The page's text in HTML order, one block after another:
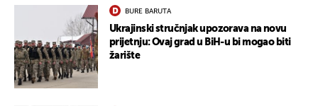
BURE BARUTA
Ukrajinski stručnjak upozorava na novu
prijetnju: Ovaj grad u BiH-u bi mogao biti
žarište